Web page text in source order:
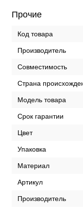
Прочие
Код товара
Производитель
Совместимость
Страна
Модель товара
Срок гарантии
Цвет
Упаковка
Материал
Артикул
Производитель